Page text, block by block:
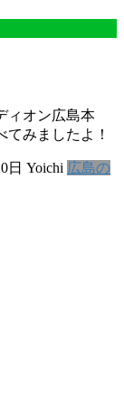
ィオン広島本
みましたよ！
日 Yoichi 広島の